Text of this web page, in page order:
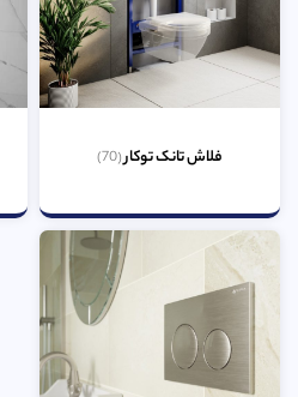
فلاش تانک توکار(70)